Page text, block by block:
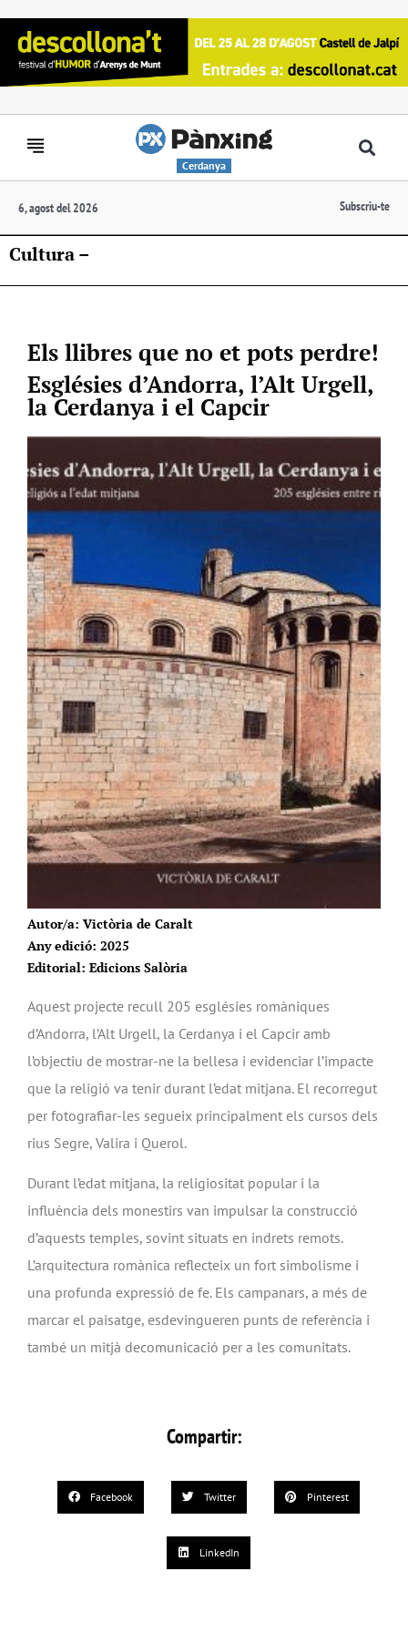
Cerdanya
6, agost del 2026 Subscriu-te
Cultura –
Els llibres que no et pots perdre!
Esglésies d’Andorra, l’Alt Urgell,
la Cerdanya i el Capcir
Autor/a: Victòria de Caralt
Any edició: 2025
Editorial: Edicions Salòria
Aquest projecte recull 205 esglésies romàniques
d’Andorra, l’Alt Urgell, la Cerdanya i el Capcir amb
l’objectiu de mostrar-ne la bellesa i evidenciar l’impacte
que la religió va tenir durant l’edat mitjana. El recorregut
per fotografiar-les segueix principalment els cursos dels
rius Segre, Valira i Querol.
Durant l’edat mitjana, la religiositat popular i la
influència dels monestirs van impulsar la construcció
d’aquests temples, sovint situats en indrets remots.
L’arquitectura romànica reflecteix un fort simbolisme i
una profunda expressió de fe. Els campanars, a més de
marcar el paisatge, esdevingueren punts de referència i
també un mitjà decomunicació per a les comunitats.
Compartir:
Facebook Twitter Pinterest
LinkedIn